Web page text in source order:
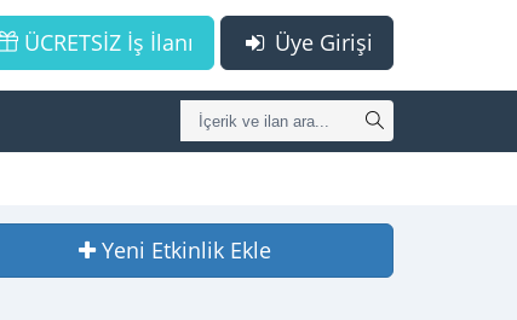
Üye Girişi
ÜCRETSİZ İş İlanı
Yeni Etkinlik Ekle